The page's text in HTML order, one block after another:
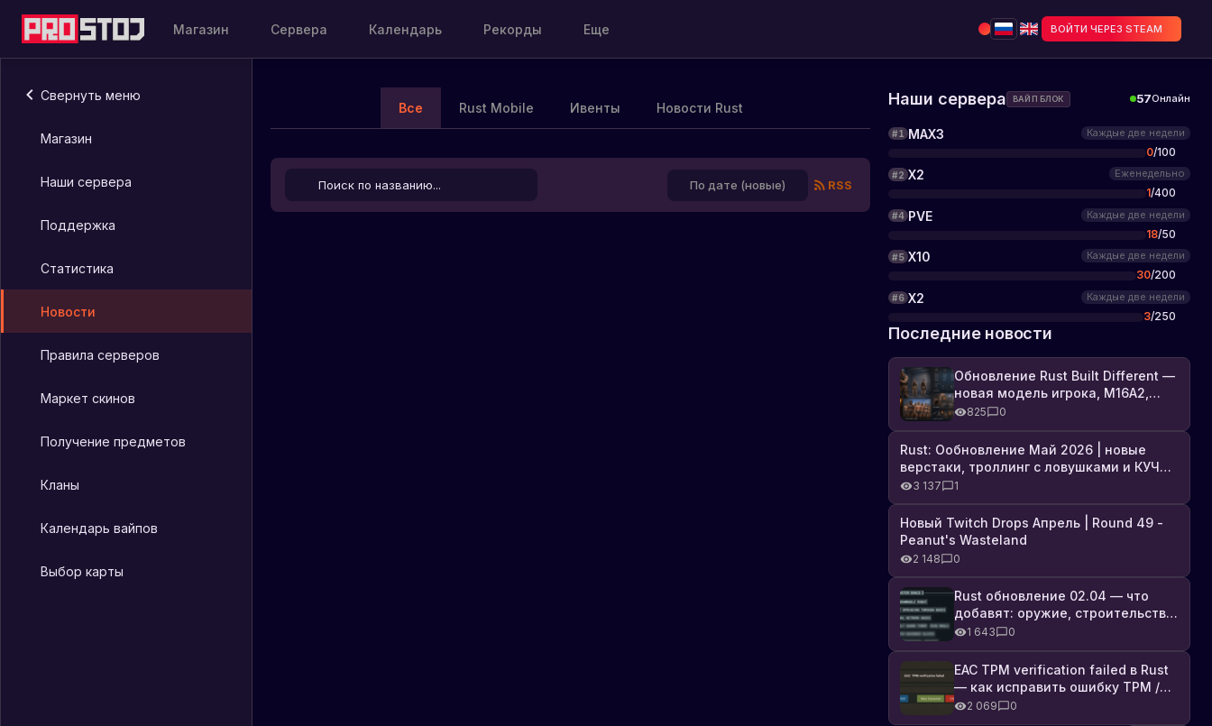
Магазин Сервера Календарь Рекорды Еще ВОЙТИ ЧЕРЕЗ STEAM
Свернуть меню
Магазин
Наши сервера
Поддержка
Статистика
Новости
Правила серверов
Маркет скинов
Получение предметов
Кланы
Календарь вайпов
Выбор карты
Все Rust Mobile Ивенты Новости Rust
По дате (новые) RSS
Наши сервера ВАЙП БЛОК 57Онлайн
#1 MAX3 Каждые две недели
0/100
#2 X2 Еженедельно
1/400
#4 PVE Каждые две недели
18/50
#5 X10 Каждые две недели
30/200
#6 X2 Каждые две недели
3/250
Последние новости
Обновление Rust Built Different —
новая модель игрока, M16A2,
броня, Industrial DLC и полный
список изменений
825 0
Rust: Ообновление Май 2026 | новые
верстаки, троллинг с ловушками и КУЧА
DLC3 137 1
Новый Twitch Drops Апрель | Round 49 -
Peanut's Wasteland
2 148 0
Rust обновление 02.04 — что
добавят: оружие, строительство,
технологии и Farming 2.5
1 643 0
EAC TPM verification failed в Rust
— как исправить ошибку TPM /
Secure Boot
2 069 0